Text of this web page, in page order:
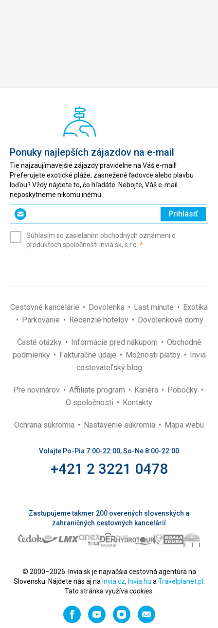
Ponuky najlepších zájazdov na e-mail
Tie najzaujímavejšie zájazdy pravidelne na Váš e-mail!
Preferujete exotické pláže, zasnežené ľadovce alebo plavbu
loďou? Vždy nájdete to, čo hľadáte. Nebojte, Váš e-mail
neposkytneme nikomu inému.
Zadajte
svoj
(povinné)
Prihlásiť
Súhlasím so zasielaním obchodných oznámení o
produktoch spoločnosti Invia.sk, s.r.o. *(povinné)
Cestovné kancelárie Dovolenka Last minute
Exotika
Parkovanie
Recenzie hotelov Dovolenkové domy
Časté otázky Informácie pred nákupom
Obchodné
podmienky
Fakturačné údaje Možnosti platby
Invia
cestovateľský blog
Pre novinárov Affiliate program Kariéra
Pobočky
O spoločnosti
Kontakty
Ochrana súkromia Nastavenie súkromia Mapa webu
Volajte Po-Pia 7:00-22:00, So-Ne 8:00-22:00
+421 2 3221 0478
Zastupujeme takmer 200 overených slovenských a
zahraničných cestovných kancelárií
© 2000–2026. Invia.sk je najväčšia cestovná agentúra na
Slovensku. Nájdete nás aj na Invia.cz, Invia.hu a Travelplanet.pl
Tato stránka využíva cookies.
FacebookYouTubeInstagramOdporučiť